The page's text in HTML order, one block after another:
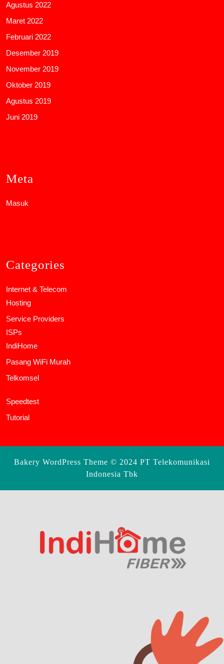
Agustus 2022
Maret 2022
Februari 2022
Desember 2019
November 2019
Oktober 2019
Agustus 2019
Juni 2019
Meta
Masuk
Categories
Internet & Telecom
Hosting
Service Providers
ISPs
IndiHome
Pasang WiFi Murah
Telkomsel
Speedtest
Tutorial
Bakery WordPress Theme © 2024 PT Telekomunikasi
Indonesia Tbk